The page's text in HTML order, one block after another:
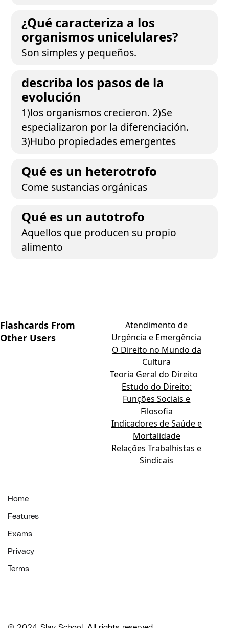
¿Qué caracteriza a los
organismos unicelulares?
Son simples y pequeños.
describa los pasos de la
evolución
1)los organismos crecieron. 2)Se
especializaron por la diferenciación.
3)Hubo propiedades emergentes
Qué es un heterotrofo
Come sustancias orgánicas
Qué es un autotrofo
Aquellos que producen su propio
alimento
Flashcards From
Other Users
Atendimento de
Urgência e Emergência
O Direito no Mundo da
Cultura
Teoria Geral do Direito
Estudo do Direito:
Funções Sociais e
Filosofia
Indicadores de Saúde e
Mortalidade
Relações Trabalhistas e
Sindicais
Home
Features
Exams
Privacy
Terms